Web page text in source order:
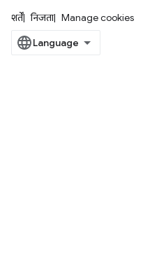
शर्तें निजता Manage cookies